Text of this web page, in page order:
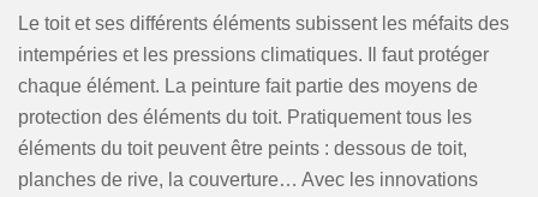
Le toit et ses différents éléments subissent les méfaits des
intempéries et les pressions climatiques. Il faut protéger
chaque élément. La peinture fait partie des moyens de
protection des éléments du toit. Pratiquement tous les
éléments du toit peuvent être peints : dessous de toit,
planches de rive, la couverture… Avec les innovations